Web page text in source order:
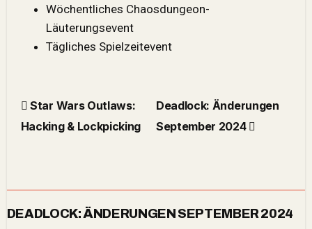
Wöchentliches Chaosdungeon-
Läuterungsevent
Tägliches Spielzeitevent
Star Wars Outlaws:
Hacking & Lockpicking
Deadlock: Änderungen
September 2024
DEADLOCK: ÄNDERUNGEN SEPTEMBER 2024